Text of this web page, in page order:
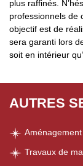
plus raffinés.
professionnels de
objectif est de
sera garanti lors
soit en intérieur
AUTRES
Travaux de